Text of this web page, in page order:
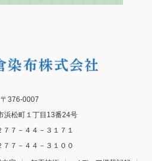
〒376-0007
浜松町１丁目13番24号
７７－４４－３１７１
７７－４４－３１００